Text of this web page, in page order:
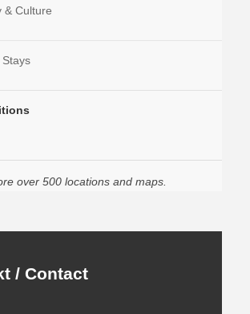
& Culture
over 500 locations and maps.
/ Contact